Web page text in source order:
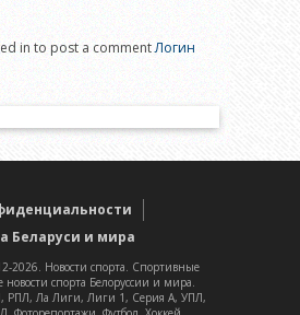
in to post a commentЛогин
Беларуси и мира
2026. Новости спорта. Спортивные
новости спорта Белоруссии и мира.
РПЛ, Ла Лиги, Лиги 1, Серия А, УПЛ,